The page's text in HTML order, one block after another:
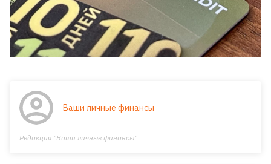
Ваши личные финансы
Редакция "Ваши личные финансы"